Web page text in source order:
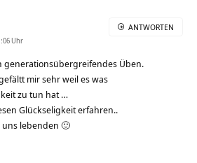
Uhr
generationsübergreifendes Üben.
mir sehr weil es was
zu tun hat …
Glückseligkeit erfahren..
lebenden 🙂
ANTWORTEN